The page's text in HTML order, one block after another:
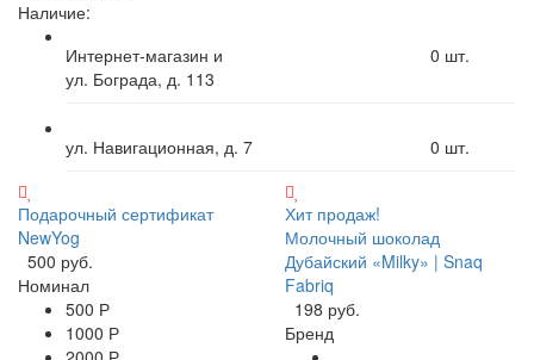
Наличие:
Интернет-магазин и
ул. Бограда, д. 113
0 шт.
ул. Навигационная, д. 7 0 шт.
Подарочный сертификат
NewYog
500 руб.
Номинал
500 Р
1000 Р
Хит продаж!
Молочный шоколад
Дубайский «Milky» | Snaq
Fabriq
198 руб.
Бренд